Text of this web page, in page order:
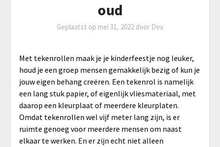
oud
Geplaatst op mei 31, 2022door Dex
Met tekenrollen maak je je kinderfeestje nog leuker,
houd je een groep mensen gemakkelijk bezig of kun je
jouw eigen behang creëren. Een tekenrol is namelijk
een lang stuk papier, of eigenlijk vliesmateriaal, met
daarop een kleurplaat of meerdere kleurplaten.
Omdat tekenrollen wel vijf meter lang zijn, is er
ruimte genoeg voor meerdere mensen om naast
elkaar te werken. En er zijn echt niet alleen